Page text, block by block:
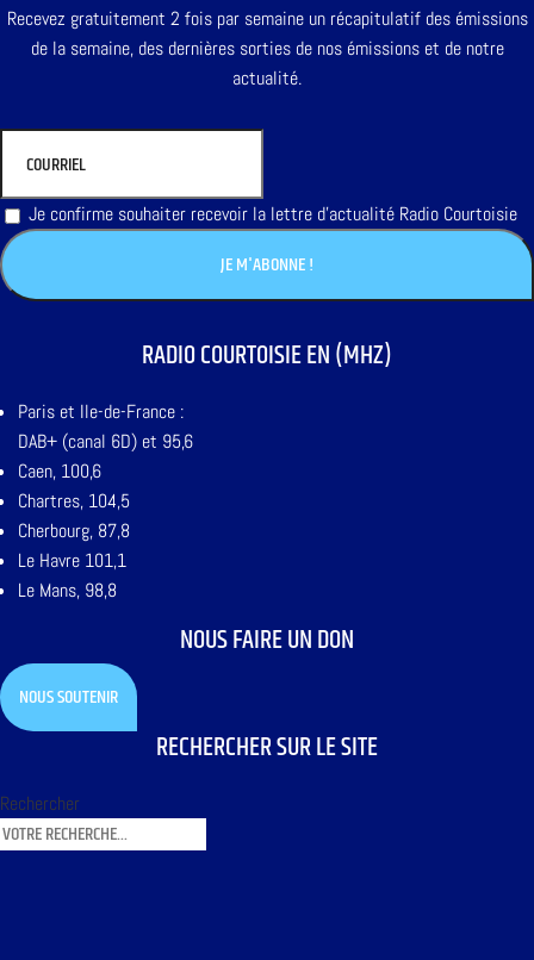
Recevez gratuitement 2 fois par semaine un récapitulatif des émissions
de la semaine, des dernières sorties de nos émissions et de notre
actualité.
Je confirme souhaiter recevoir la lettre d'actualité Radio Courtoisie
RADIO COURTOISIE EN (MHZ)
Paris et Ile-de-France :
DAB+ (canal 6D) et 95,6
Caen, 100,6
Chartres, 104,5
Cherbourg, 87,8
Le Havre 101,1
Le Mans, 98,8
NOUS FAIRE UN DON
NOUS SOUTENIR
RECHERCHER SUR LE SITE
Rechercher